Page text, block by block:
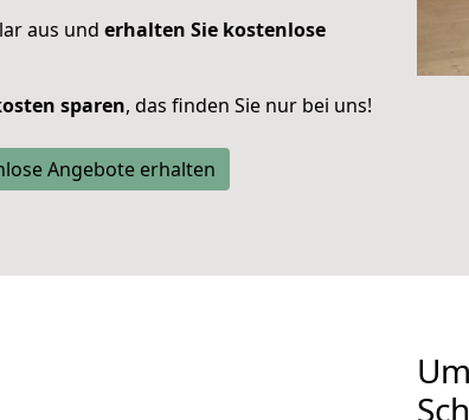
aus und erhalten Sie kostenlose
sparen, das finden Sie nur bei uns!
Angebote erhalten